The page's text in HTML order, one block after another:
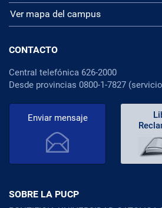
Ver mapa del campus
CONTACTO
Central telefónica 626-2000
Desde provincias 0800-1-7827
Enviar mensaje
SOBRE LA PUCP